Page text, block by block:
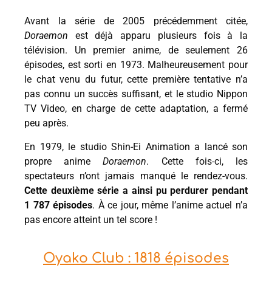
Avant la série de 2005 précédemment citée,
Doraemon est déjà apparu plusieurs fois à la
télévision. Un premier anime, de seulement 26
épisodes, est sorti en 1973. Malheureusement pour
le chat venu du futur, cette première tentative n’a
pas connu un succès suffisant, et le studio Nippon
TV Video, en charge de cette adaptation, a fermé
peu après.
En 1979, le studio Shin-Ei Animation a lancé son
propre animeDoraemon. Cette fois-ci, les
spectateurs n’ont jamais manqué le rendez-vous.
Cette deuxième série a ainsi pu perdurer pendant
1 787 épisodes. À ce jour, même l’anime actuel n’a
pas encore atteint un tel score !
Oyako Club : 1818 épisodes